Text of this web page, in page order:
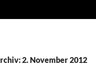
2. November 2012